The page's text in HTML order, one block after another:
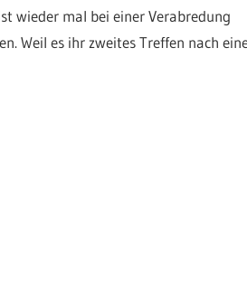
wieder mal bei einer Verabredung
Weil es ihr zweites Treffen nach